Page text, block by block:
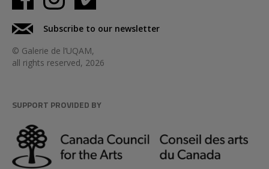
Subscribe to our newsletter
© Galerie de l’UQAM,
all rights reserved, 2026
SUPPORT PROVIDED BY